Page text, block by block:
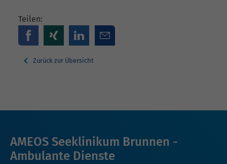
Teilen:
Zurück zur Übersicht
AMEOS Seeklinikum Brunnen -
Ambulante Dienste